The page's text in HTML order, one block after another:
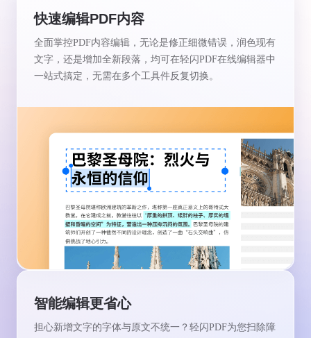
快速编辑PDF内容
全面掌控PDF内容编辑，无论是修正细微错误，润色现有
文字，还是增加全新段落，均可在轻闪PDF在线编辑器中
一站式搞定，无需在多个工具件反复切换。
智能编辑更省心
担心新增文字的字体与原文不统一？轻闪PDF为您扫除障